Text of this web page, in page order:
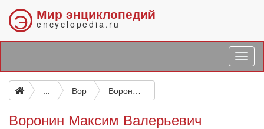
Э Мир энциклопедий
encyclopedia.ru
... Вор Воронин Максим Валерьевич
Воронин Максим Валерьевич